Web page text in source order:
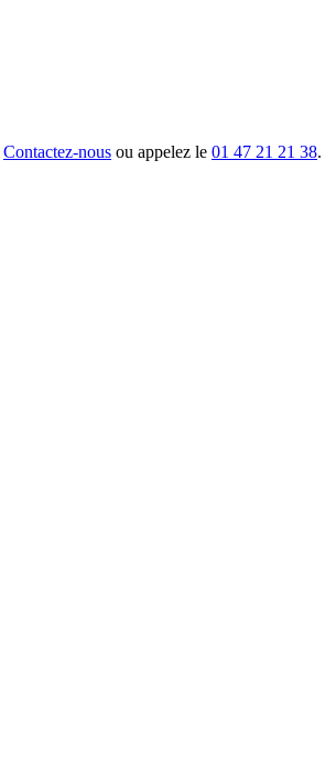
Contactez-nous ou appelez le 01 47 21 21 38.